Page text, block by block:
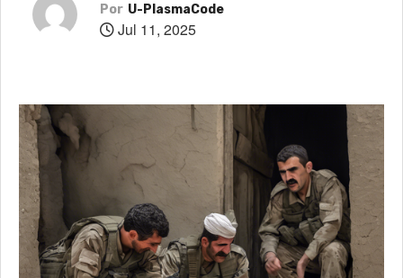
Por U-PlasmaCode
Jul 11, 2025